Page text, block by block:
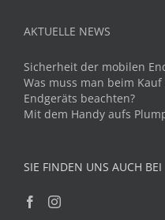
AKTUELLE NEWS
Sicherheit der mobilen
Was muss man beim
Endgeräts beachten?
Mit dem Handy aufs
SIE FINDEN UNS AUCH BEI